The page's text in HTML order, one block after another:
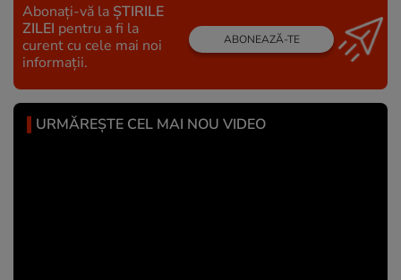
Abonați-vă la ȘTIRILE
ZILEI pentru a fi la
curent cu cele mai noi
informații.
ABONEAZĂ-TE
URMĂREȘTE CEL MAI NOU VIDEO